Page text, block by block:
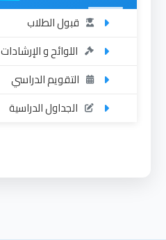
قبول الطلاب
اللوائح و الإرشادات
التقويم الدراسي
الجداول الدراسية